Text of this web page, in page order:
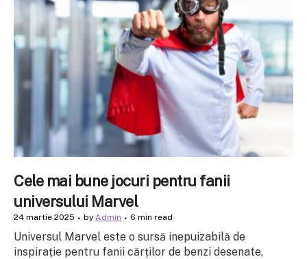
Cele mai bune jocuri pentru fanii
universului Marvel
24 martie 2025 by Admin 6 min read
Universul Marvel este o sursă inepuizabilă de
inspirație pentru fanii cărților de benzi desenate,